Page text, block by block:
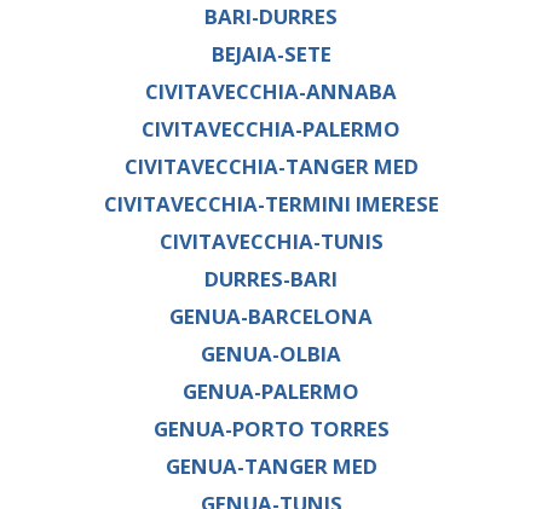
BARI-DURRES
BEJAIA-SETE
CIVITAVECCHIA-ANNABA
CIVITAVECCHIA-PALERMO
CIVITAVECCHIA-TANGER MED
CIVITAVECCHIA-TERMINI IMERESE
CIVITAVECCHIA-TUNIS
DURRES-BARI
GENUA-BARCELONA
GENUA-OLBIA
GENUA-PALERMO
GENUA-PORTO TORRES
GENUA-TANGER MED
GENUA-TUNIS